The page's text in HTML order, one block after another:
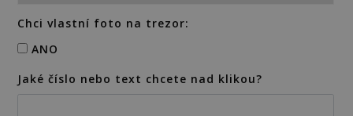
Chci vlastní foto na trezor:
ANO
Jaké číslo nebo text chcete nad klikou?